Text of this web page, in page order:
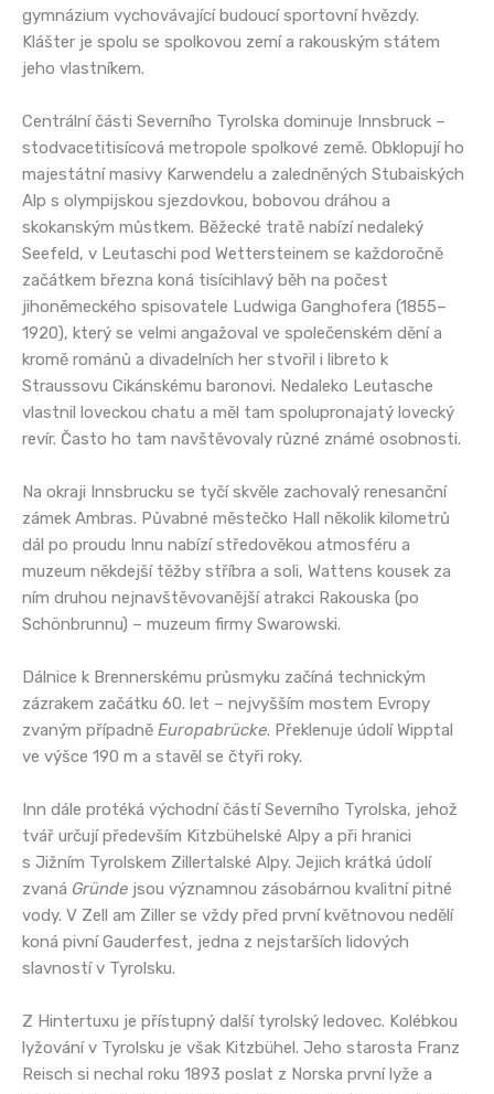
gymnázium vychovávající budoucí sportovní hvězdy.
Klášter je spolu se spolkovou zemí a rakouským státem
jeho vlastníkem.
Centrální části Severního Tyrolska dominuje Innsbruck –
stodvacetitisícová metropole spolkové země. Obklopují ho
majestátní masivy Karwendelu a zaledněných Stubaiských
Alp s olympijskou sjezdovkou, bobovou dráhou a
skokanským můstkem. Běžecké tratě nabízí nedaleký
Seefeld, v Leutaschi pod Wettersteinem se každoročně
začátkem března koná tisícihlavý běh na počest
jihoněmeckého spisovatele Ludwiga Ganghofera (1855–
1920), který se velmi angažoval ve společenském dění a
kromě románů a divadelních her stvořil i libreto k
Straussovu Cikánskému baronovi. Nedaleko Leutasche
vlastnil loveckou chatu a měl tam spolupronajatý lovecký
revír. Často ho tam navštěvovaly různé známé osobnosti.
Na okraji Innsbrucku se tyčí skvěle zachovalý renesanční
zámek Ambras. Půvabné městečko Hall několik kilometrů
dál po proudu Innu nabízí středověkou atmosféru a
muzeum někdejší těžby stříbra a soli, Wattens kousek za
ním druhou nejnavštěvovanější atrakci Rakouska (po
Schönbrunnu) – muzeum firmy Swarowski.
Dálnice k Brennerskému průsmyku začíná technickým
zázrakem začátku 60. let – nejvyšším mostem Evropy
zvaným případně Europabrücke. Překlenuje údolí Wipptal
ve výšce 190 m a stavěl se čtyři roky.
Inn dále protéká východní částí Severního Tyrolska, jehož
tvář určují především Kitzbühelské Alpy a při hranici
s Jižním Tyrolskem Zillertalské Alpy. Jejich krátká údolí
zvaná Gründe jsou významnou zásobárnou kvalitní pitné
vody. V Zell am Ziller se vždy před první květnovou nedělí
koná pivní Gauderfest, jedna z nejstarších lidových
slavností v Tyrolsku.
Z Hintertuxu je přístupný další tyrolský ledovec. Kolébkou
lyžování v Tyrolsku je však Kitzbühel. Jeho starosta Franz
Reisch si nechal roku 1893 poslat z Norska první lyže a